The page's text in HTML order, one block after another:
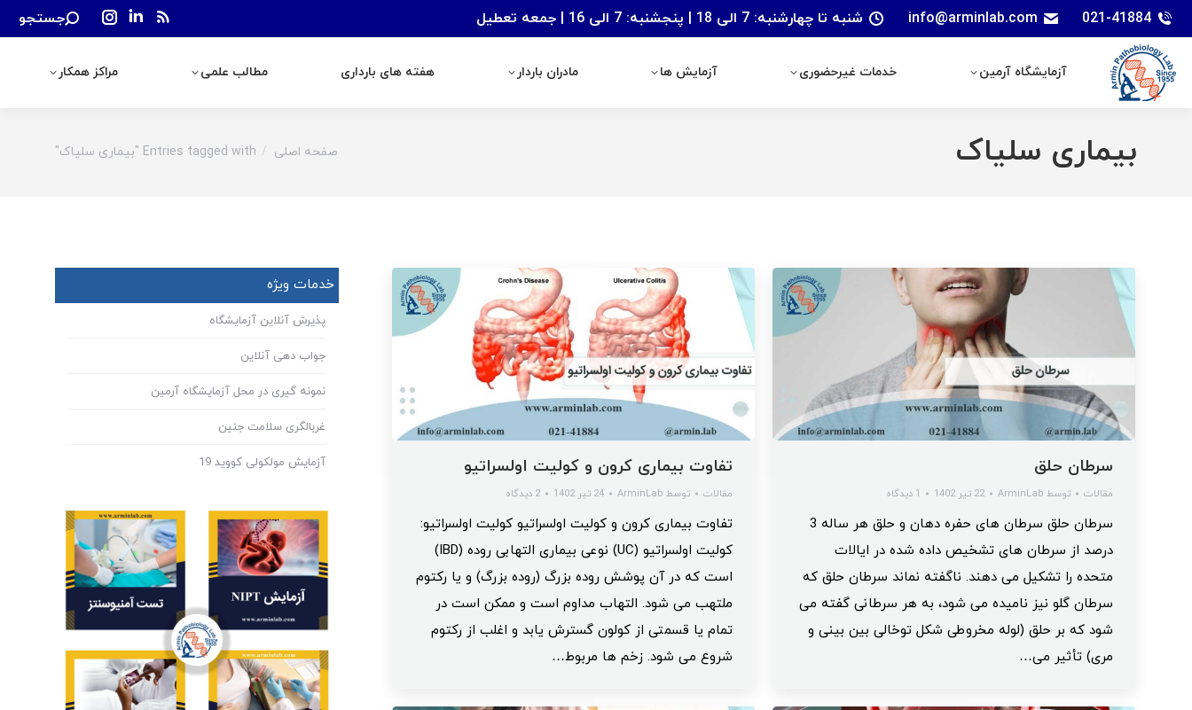
021-41884
info@arminlab.com شنبه تا چهارشنبه: 7 الی 18 | پنجشنبه: 7 الی 16 | جمعه تعطیل
Rss
window
Linkedin
opens
window
Instagram
opens
window
Search:
جستجو
آزمایشگاه آرمین خدمات غیرحضوری آزمایش ها مادران باردار هفته های بارداری مطالب علمی مراکز همکار
بیماری سلیاک You are here:
صفحه اصلی Entries tagged with "بیماری سلیاک"
تفاوت بیماری کرون و کولیت اولسراتیو
مقالات توسط ArminLab 24 تیر 1402 2 دیدگاه
تفاوت بیماری کرون و کولیت اولسراتیو کولیت اولسراتیو:
کولیت اولسراتیو (UC) نوعی بیماری التهابی روده (IBD)
است که در آن پوشش روده بزرگ (روده بزرگ) و یا رکتوم
ملتهب می شود. التهاب مداوم است و ممکن است در
تمام یا قسمتی از کولون گسترش یابد و اغلب از رکتوم
شروع می شود. زخم ها مربوط…
سرطان حلق
مقالات توسط ArminLab 22 تیر 1402 1 دیدگاه
سرطان حلق سرطان های حفره دهان و حلق هر ساله 3
درصد از سرطان های تشخیص داده شده در ایالات
متحده را تشکیل می دهند. ناگفته نماند سرطان حلق که
سرطان گلو نیز نامیده می شود، به هر سرطانی گفته می
شود که بر حلق (لوله مخروطی شکل توخالی بین بینی و
مری) تأثیر می…
خدمات ویژه
پذیرش آنلاین آزمایشگاه
جواب دهی آنلاین
نمونه گیری در محل آزمایشگاه آرمین
غربالگری سلامت جنین
آزمایش مولکولی کووید 19
آزمایشگاه آرمین خدمات غیرحضوری آزمایش ها مادران باردار مراکز همکار